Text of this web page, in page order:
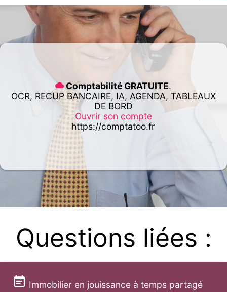
Comptabilité GRATUITE.
OCR, RECUP BANCAIRE, IA, AGENDA, TABLEAUX
DE BORD
Ouvrir son compte
https://comptatoo.fr
Questions liées :
Immobilier en jouissance à temps partagé